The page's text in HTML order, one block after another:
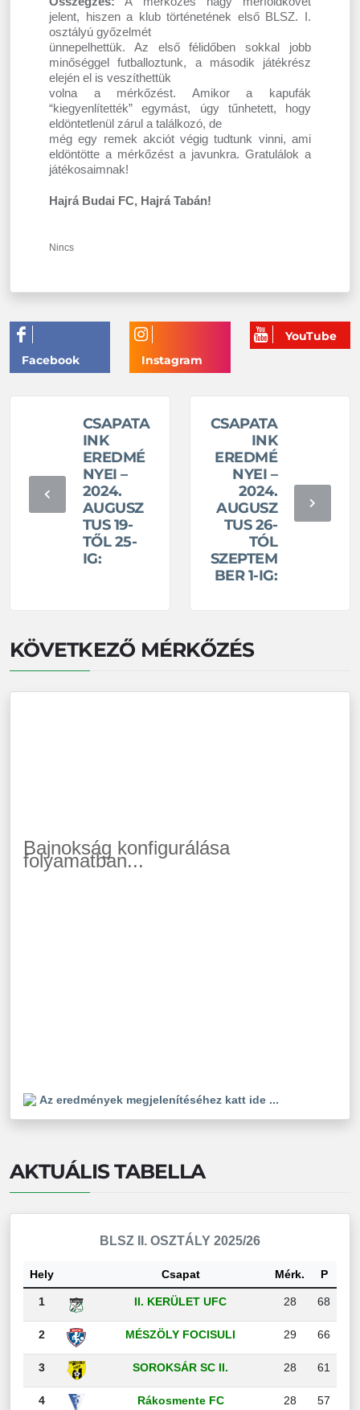
jelent, hiszen a klub történetének első BLSZ. I.
osztályú győzelmét
ünnepelhettük. Az első félidőben sokkal jobb
minőséggel futballoztunk, a második játékrész
elején el is veszíthettük
volna a mérkőzést. Amikor a kapufák
“kiegyenlítették” egymást, úgy tűnhetett, hogy
eldöntetlenül zárul a találkozó, de
még egy remek akciót végig tudtunk vinni, ami
eldöntötte a mérkőzést a javunkra. Gratulálok a
játékosaimnak!
Hajrá Budai FC, Hajrá Tabán!
Nincs
CSAPATA
INK
EREDMÉ
NYEI –
2024.
AUGUSZ
TUS 19-
TŐL 25-
IG:
CSAPATA
INK
EREDMÉ
NYEI –
2024.
AUGUSZ
TUS 26-
TÓL
SZEPTEM
BER 1-IG:
KÖVETKEZŐ MÉRKŐZÉS
Bajnokság konfigurálása
folyamatban...
Az eredmények megjelenítéséhez katt ide ...
AKTUÁLIS TABELLA
BLSZ II. OSZTÁLY 2025/26
Hely Csapat Mérk. P
1 II. KERÜLET UFC 28 68
2 MÉSZÖLY FOCISULI 29 66
3 SOROKSÁR SC II. 28 61
4 Rákosmente FC 28 57